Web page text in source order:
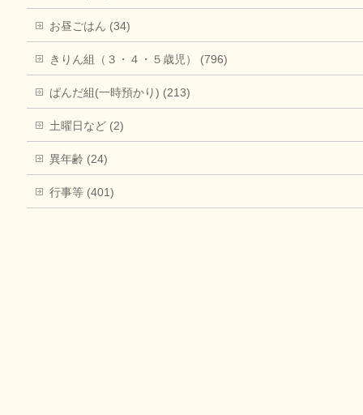
お昼ごはん (34)
きりん組（３・４・５歳児） (796)
ぱんだ組(一時預かり) (213)
土曜日など (2)
異年齢 (24)
行事等 (401)